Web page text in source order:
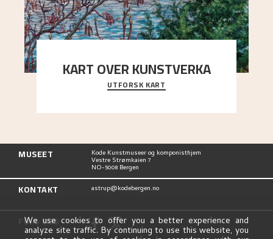
KART OVER KUNSTVERKA
Utforsk stedene og utsiktene i Astrups malerier
UTFORSK KART
MUSEET Kode Kunstmuseer og komponisthjem
Vestre Strømkaien 7
NO-5008 Bergen
KONTAKT astrup@kodebergen.no
FØLG OSS
We use cookies to offer you a better experience and
analyze site traffic. By continuing to use this website, you